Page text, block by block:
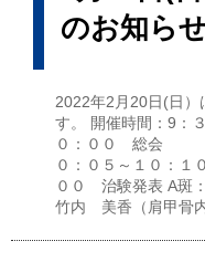
のお知ら
2022年2月20日(日）
す。 開催時間：9：
０：
０：０５～１０：１
００ 治験発表 A斑
竹内 美香（肩甲骨